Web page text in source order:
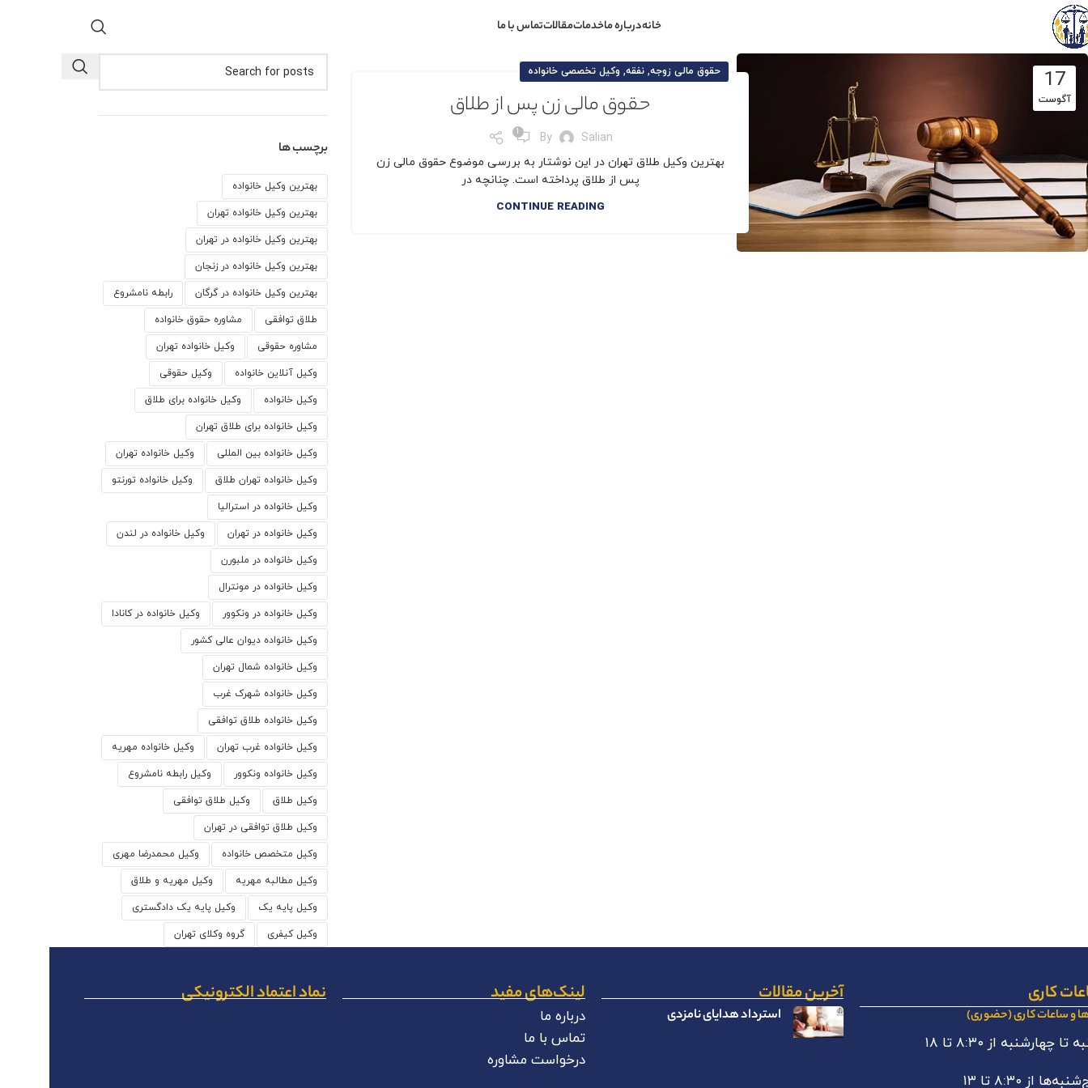
خانهدرباره ماخدماتمقالاتتماس با ما
17
آگوست
حقوق مالی زوجه,نفقه, وکیل تخصصی خانواده
حقوق مالی زن پس از طلاق
By Salian
1
بهترین وکیل طلاق تهران در این نوشتار به بررسی موضوع حقوق مالی زن
پس از طلاق پرداخته است. چنانچه در
CONTINUE READING
برچسب ها
بهترین وکیل خانواده
بهترین وکیل خانواده تهران
بهترین وکیل خانواده در تهران
بهترین وکیل خانواده در زنجان
بهترین وکیل خانواده در گرگان رابطه نامشروع
طلاق توافقی مشاوره حقوق خانواده
مشاوره حقوقی وكيل خانواده تهران
وکیل آنلاین خانواده وکیل حقوقی
وکیل خانواده وکیل خانواده برای طلاق
وکیل خانواده برای طلاق تهران
وکیل خانواده بین المللی وکیل خانواده تهران
وکیل خانواده تهران طلاق وکیل خانواده تورنتو
وکیل خانواده در استرالیا
وکیل خانواده در تهران وکیل خانواده در لندن
وکیل خانواده در ملبورن
وکیل خانواده در مونترال
وکیل خانواده در ونکوور وکیل خانواده در کانادا
وکیل خانواده دیوان عالی کشور
وکیل خانواده شمال تهران
وکیل خانواده شهرک غرب
وکیل خانواده طلاق توافقی
وکیل خانواده غرب تهران وکیل خانواده مهریه
وکیل خانواده ونکوور وکیل رابطه نامشروع
وکیل طلاق وکیل طلاق توافقی
وکیل طلاق توافقی در تهران
وکیل متخصص خانواده وکیل محمدرضا مهری
وکیل مطالبه مهریه وکیل مهریه و طلاق
وکیل پایه یک وکیل پایه یک دادگستری
وکیل کیفری گروه وکلای تهران
کاری
و ساعات کاری (حضوری)
تا چهارشنبه از ۸:۳۰ تا ۱۸
از ۸:۳۰ تا ۱۳
آخرین مقالات
استرداد هدایای نامزدی
لینک‌های مفید
درباره ما
تماس با ما
درخواست مشاوره
نماد اعتماد الکترونیکی